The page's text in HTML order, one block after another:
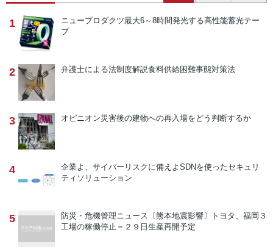
1 ニュープロダクツ最大6～8時間発光する高性能蓄光テー
プ
2 弁護士による法制度解説食料供給困難事態対策法
3 オピニオン災害後の建物への再入場をどう判断するか
4 企業よ、サイバーリスクに備えよ SDNを使ったセキュリ
ティソリューション
5 防災・危機管理ニュース 〔熊本地震影響〕トヨタ、福岡３
工場の稼働停止＝２９日生産再開予定